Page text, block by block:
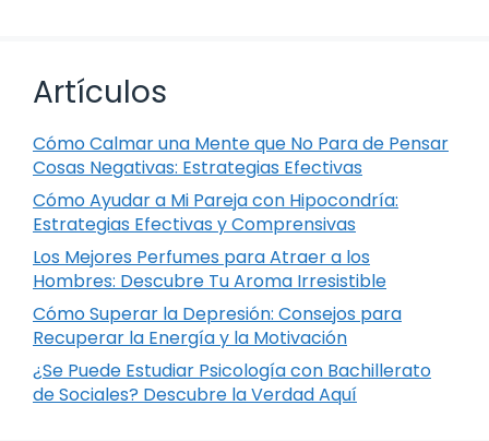
Artículos
Cómo Calmar una Mente que No Para de Pensar
Cosas Negativas: Estrategias Efectivas
Cómo Ayudar a Mi Pareja con Hipocondría:
Estrategias Efectivas y Comprensivas
Los Mejores Perfumes para Atraer a los
Hombres: Descubre Tu Aroma Irresistible
Cómo Superar la Depresión: Consejos para
Recuperar la Energía y la Motivación
¿Se Puede Estudiar Psicología con Bachillerato
de Sociales? Descubre la Verdad Aquí